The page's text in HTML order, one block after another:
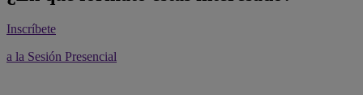
Inscríbete
a la Sesión Presencial